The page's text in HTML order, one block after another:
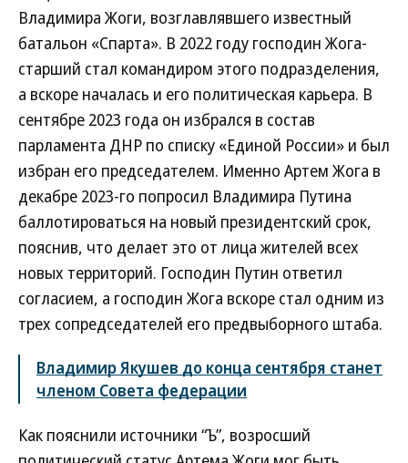
Владимира Жоги, возглавлявшего известный
батальон «Спарта». В 2022 году господин Жога-
старший стал командиром этого подразделения,
а вскоре началась и его политическая карьера. В
сентябре 2023 года он избрался в состав
парламента ДНР по списку «Единой России» и был
избран его председателем. Именно Артем Жога в
декабре 2023-го попросил Владимира Путина
баллотироваться на новый президентский срок,
пояснив, что делает это от лица жителей всех
новых территорий. Господин Путин ответил
согласием, а господин Жога вскоре стал одним из
трех сопредседателей его предвыборного штаба.
Владимир Якушев до конца сентября станет
членом Совета федерации
Как пояснили источники “Ъ”, возросший